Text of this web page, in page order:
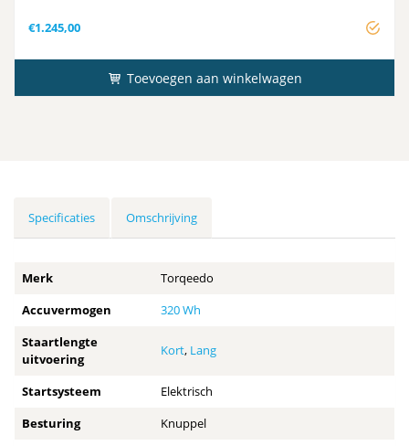
€1.245,00
Toevoegen aan winkelwagen
Specificaties Omschrijving
Merk
Torqeedo
Accuvermogen
320 Wh
Staartlengte
uitvoering
Kort, Lang
Startsysteem
Elektrisch
Besturing
Knuppel